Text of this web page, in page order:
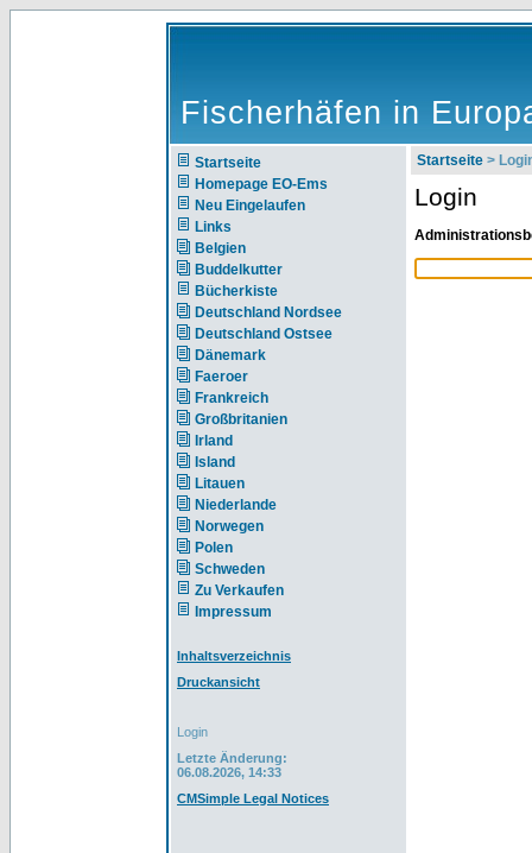
Fischerhäfen in
Startseite
Homepage EO-Ems
Neu Eingelaufen
Links
Belgien
Buddelkutter
Bücherkiste
Deutschland Nordsee
Deutschland Ostsee
Dänemark
Faeroer
Frankreich
Großbritanien
Irland
Island
Litauen
Niederlande
Norwegen
Polen
Schweden
Zu Verkaufen
Impressum
Inhaltsverzeichnis
Druckansicht
Login
Letzte Änderung:
06.08.2026, 14:33
CMSimple Legal Notices
Startseite >
Login